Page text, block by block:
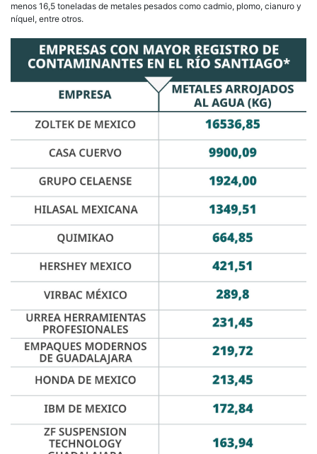
menos 16,5 toneladas de metales pesados como cadmio, plomo, cianuro y
níquel, entre otros.